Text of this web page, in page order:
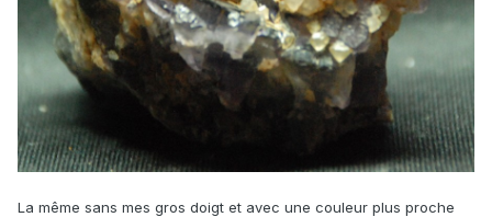
La même sans mes gros doigt et avec une couleur plus proche